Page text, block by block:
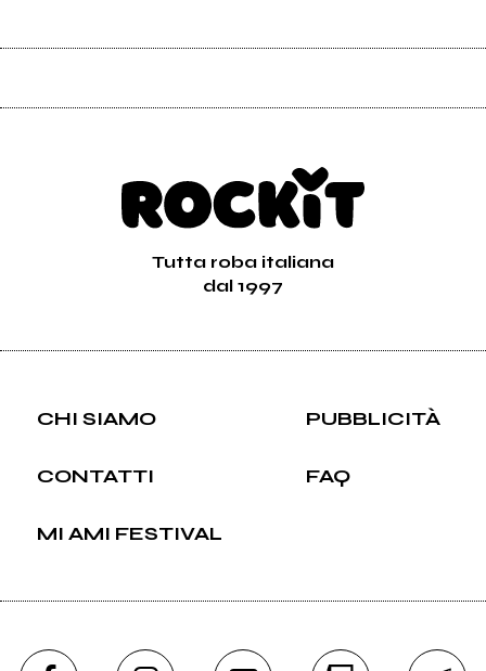
Tutta roba italiana
dal 1997
CHI SIAMO PUBBLICITÀ
CONTATTI FAQ
MI AMI FESTIVAL